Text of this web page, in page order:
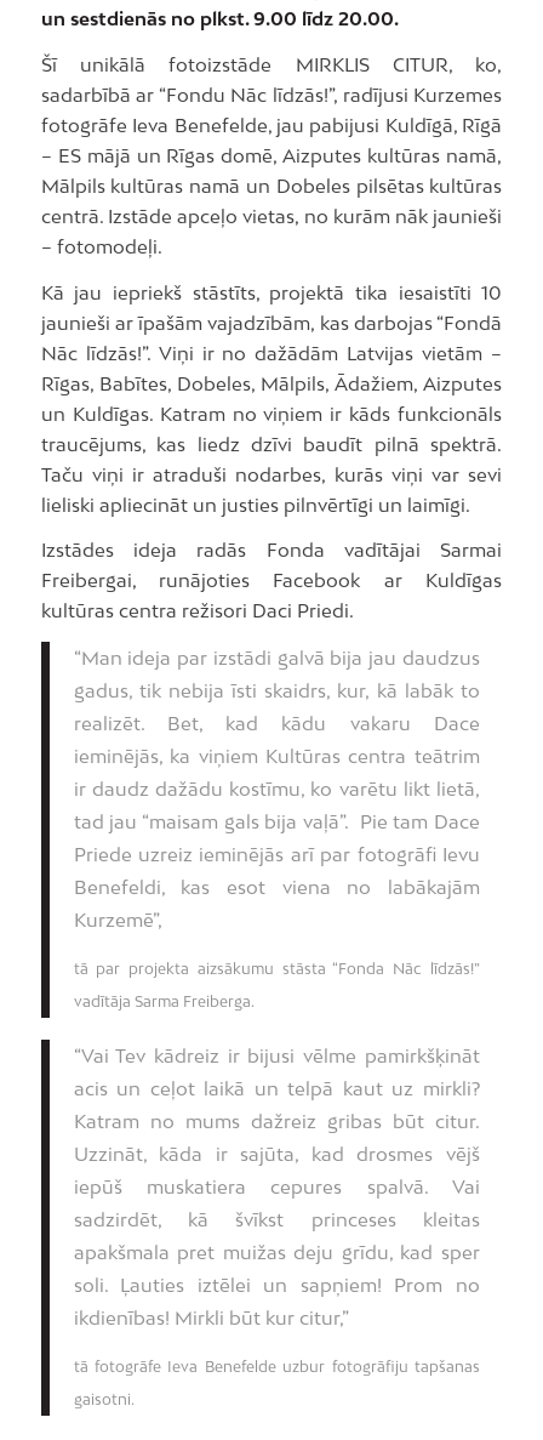
un sestdienās no plkst. 9.00 līdz 20.00.
Šī unikālā fotoizstāde MIRKLIS CITUR, ko,
sadarbībā ar “Fondu Nāc līdzās!”, radījusi Kurzemes
fotogrāfe Ieva Benefelde, jau pabijusi Kuldīgā, Rīgā
– ES mājā un Rīgas domē, Aizputes kultūras namā,
Mālpils kultūras namā un Dobeles pilsētas kultūras
centrā. Izstāde apceļo vietas, no kurām nāk jaunieši
– fotomodeļi.
Kā jau iepriekš stāstīts, projektā tika iesaistīti 10
jaunieši ar īpašām vajadzībām, kas darbojas “Fondā
Nāc līdzās!”. Viņi ir no dažādām Latvijas vietām –
Rīgas, Babītes, Dobeles, Mālpils, Ādažiem, Aizputes
un Kuldīgas. Katram no viņiem ir kāds funkcionāls
traucējums, kas liedz dzīvi baudīt pilnā spektrā.
Taču viņi ir atraduši nodarbes, kurās viņi var sevi
lieliski apliecināt un justies pilnvērtīgi un laimīgi.
Izstādes ideja radās Fonda vadītājai Sarmai
Freibergai, runājoties Facebook ar Kuldīgas
kultūras centra režisori Daci Priedi.
“Man ideja par izstādi galvā bija jau daudzus
gadus, tik nebija īsti skaidrs, kur, kā labāk to
realizēt. Bet, kad kādu vakaru Dace
ieminējās, ka viņiem Kultūras centra teātrim
ir daudz dažādu kostīmu, ko varētu likt lietā,
tad jau “maisam gals bija vaļā”. Pie tam Dace
Priede uzreiz ieminējās arī par fotogrāfi Ievu
Benefeldi, kas esot viena no labākajām
Kurzemē”,
tā par projekta aizsākumu stāsta “Fonda Nāc līdzās!”
vadītāja Sarma Freiberga.
“Vai Tev kādreiz ir bijusi vēlme pamirkšķināt
acis un ceļot laikā un telpā kaut uz mirkli?
Katram no mums dažreiz gribas būt citur.
Uzzināt, kāda ir sajūta, kad drosmes vējš
iepūš muskatiera cepures spalvā. Vai
sadzirdēt, kā švīkst princeses kleitas
apakšmala pret muižas deju grīdu, kad sper
soli. Ļauties iztēlei un sapņiem! Prom no
ikdienības! Mirkli būt kur citur,”
tā fotogrāfe Ieva Benefelde uzbur fotogrāfiju tapšanas
gaisotni.